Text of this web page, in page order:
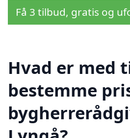
Få 3 tilbud, gratis og
Hvad er med
bestemme